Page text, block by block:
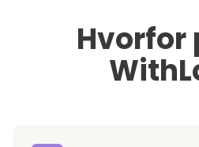
Hvorfor